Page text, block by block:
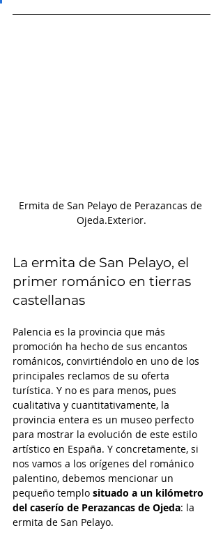
Ermita de San Pelayo de Perazancas de
Ojeda.Exterior.
La ermita de San Pelayo, el
primer románico en tierras
castellanas
Palencia es la provincia que más
promoción ha hecho de sus encantos
románicos, convirtiéndolo en uno de los
principales reclamos de su oferta
turística. Y no es para menos, pues
cualitativa y cuantitativamente, la
provincia entera es un museo perfecto
para mostrar la evolución de este estilo
artístico en España. Y concretamente, si
nos vamos a los orígenes del románico
palentino, debemos mencionar un
pequeño templo situado a un kilómetro
del caserío de Perazancas de Ojeda: la
ermita de San Pelayo.